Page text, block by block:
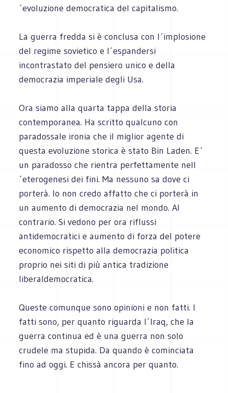
´evoluzione democratica del capitalismo.
La guerra fredda si è conclusa con l´implosione
del regime sovietico e l´espandersi
incontrastato del pensiero unico e della
democrazia imperiale degli Usa.
Ora siamo alla quarta tappa della storia
contemporanea. Ha scritto qualcuno con
paradossale ironia che il miglior agente di
questa evoluzione storica è stato Bin Laden. E´
un paradosso che rientra perfettamente nell
´eterogenesi dei fini. Ma nessuno sa dove ci
porterà. Io non credo affatto che ci porterà in
un aumento di democrazia nel mondo. Al
contrario. Si vedono per ora riflussi
antidemocratici e aumento di forza del potere
economico rispetto alla democrazia politica
proprio nei siti di più antica tradizione
liberaldemocratica.
Queste comunque sono opinioni e non fatti. I
fatti sono, per quanto riguarda l´Iraq, che la
guerra continua ed è una guerra non solo
crudele ma stupida. Da quando è cominciata
fino ad oggi. E chissà ancora per quanto.